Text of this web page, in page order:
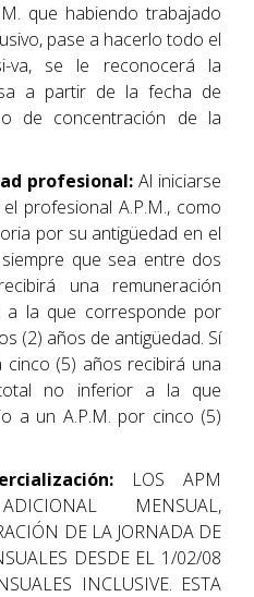
que habiendo trabajado
pase a hacerlo todo el
va, se le reconocerá la
a partir de la fecha de
de concentración de la
profesional: Al iniciarse
profesional A.P.M., como
por su antigüedad en el
que sea entre dos
una remuneración
la que corresponde por
(2) años de antigüedad. Sí
(5) años recibirá una
total no inferior a la que
a un A.P.M. por cinco (5)
LOS APM
MENSUAL,
DE LA JORNADA DE
DESDE EL 1/02/08
INCLUSIVE. ESTA